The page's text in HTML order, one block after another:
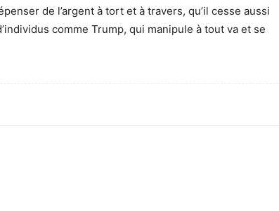
de l’argent à tort et à travers, qu’il cesse aussi
comme Trump, qui manipule à tout va et se